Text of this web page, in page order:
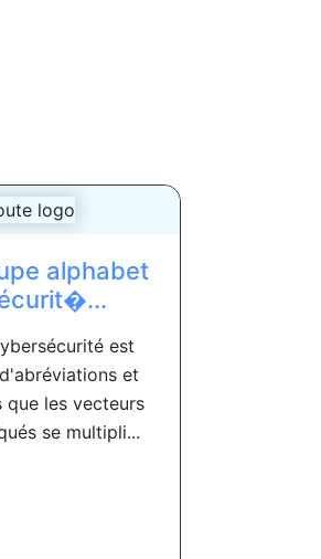
alphabet
est
et
que les vecteurs
se multipli...